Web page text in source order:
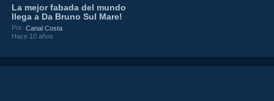
La mejor fabada del mundo
llega a Da Bruno Sul Mare!
Por:Canal Costa
Hace 10 años